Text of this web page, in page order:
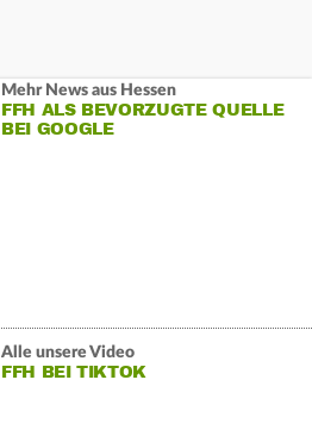
Mehr News aus Hessen
FFH ALS BEVORZUGTE QUELLE
BEI GOOGLE
Alle unsere Video
FFH BEI TIKTOK